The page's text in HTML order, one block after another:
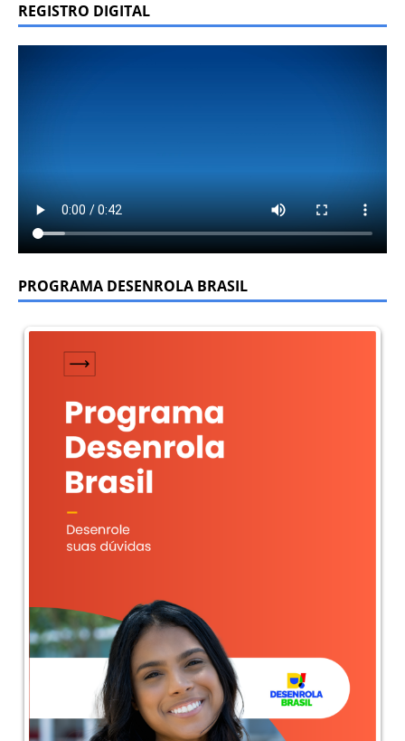
REGISTRO DIGITAL
PROGRAMA DESENROLA BRASIL